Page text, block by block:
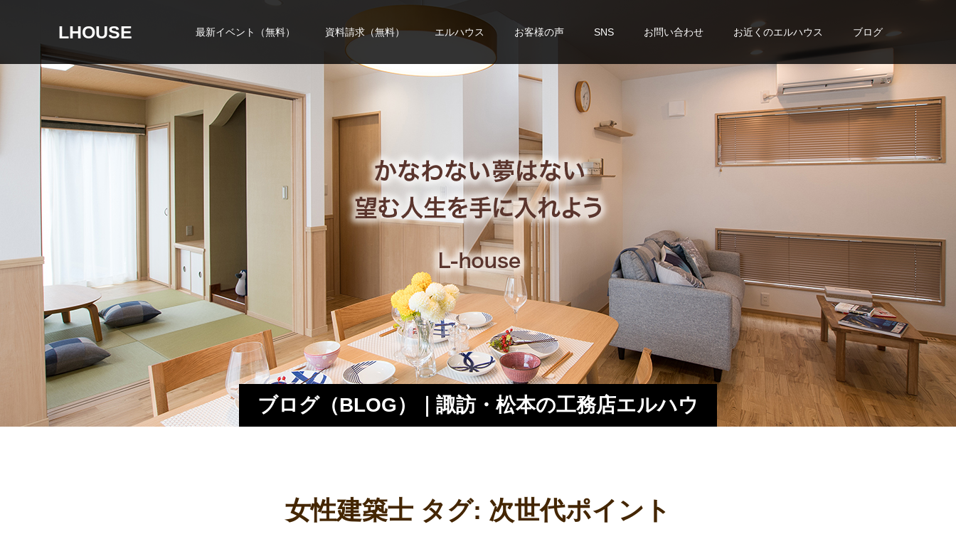
LHOUSE 最新イベント（無料） 資料請求（無料） エルハウス お客様の声 SNS お問い合わせ お近くのエルハウス ブログ
ブログ（BLOG）｜諏訪・松本の工務店エルハウ
女性建築士 タグ: 次世代ポイント